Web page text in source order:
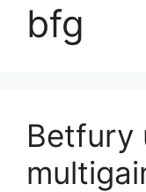
bfg
Betfury